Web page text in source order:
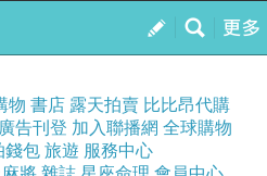
我的
訂閱
／著）
物 書店 露天拍賣 比比昂代購
廣告刊登 加入聯播網 全球購物
錢包 旅遊 服務中心